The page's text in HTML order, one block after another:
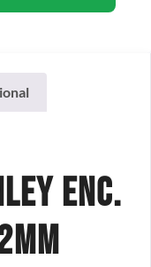
ENC.